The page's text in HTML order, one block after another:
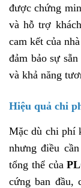
được chứng
và hỗ trợ
cam kết của
đảm bảo sự
và khả năng
Hiệu quả chi
Mặc dù chi phí
nhưng điều
tổng thể của
cứng ban đầu,